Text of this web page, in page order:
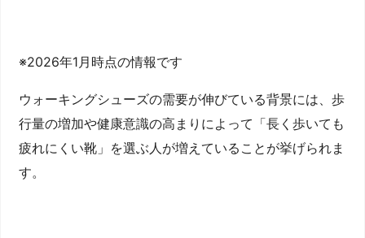
※2026年1月時点の情報です
ウォーキングシューズの需要が伸びている背景には、歩
行量の増加や健康意識の高まりによって「長く歩いても
疲れにくい靴」を選ぶ人が増えていることが挙げられま
す。